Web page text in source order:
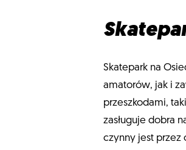
Skatepark na
amatorów, jak i
przeszkodami,
zasługuje dobra
czynny jest przez